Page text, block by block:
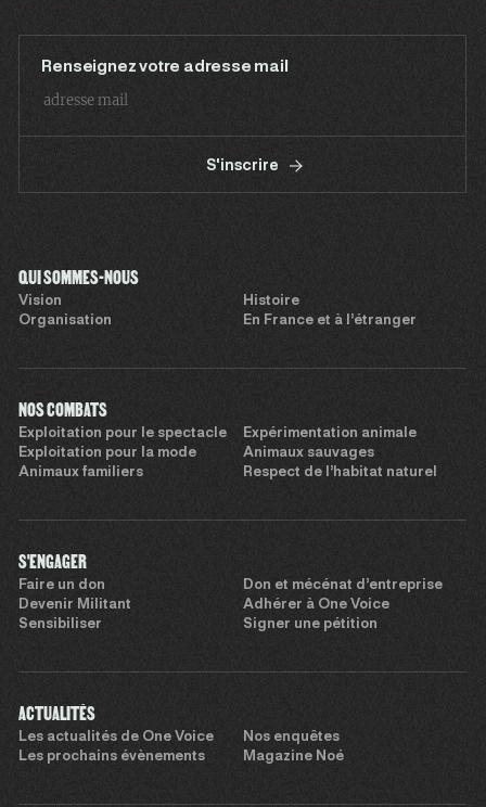
Renseignez votre adresse mail
S'inscrire
QUI SOMMES-NOUS
Vision
Histoire
Organisation
En France et à l’étranger
NOS COMBATS
Exploitation pour le spectacle
Expérimentation animale
Exploitation pour la mode
Animaux sauvages
Animaux familiers
Respect de l’habitat naturel
S'ENGAGER
Faire un don
Don et mécénat d’entreprise
Devenir Militant
Adhérer à One Voice
Sensibiliser
Signer une pétition
ACTUALITÉS
Les actualités de One Voice
Nos enquêtes
Les prochains évènements
Magazine Noé